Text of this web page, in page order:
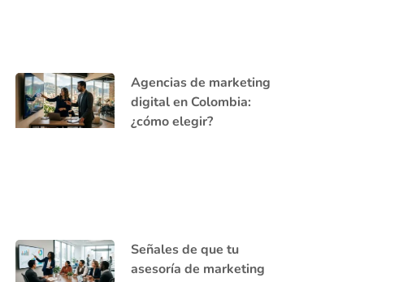
Agencias de marketing
digital en Colombia:
¿cómo elegir?
Señales de que tu
asesoría de marketing